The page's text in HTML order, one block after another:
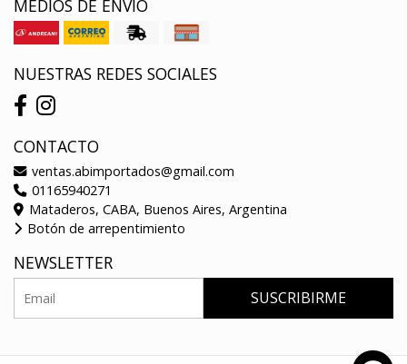
MEDIOS DE ENVÍO
NUESTRAS REDES SOCIALES
CONTACTO
ventas.abimportados@gmail.com
01165940271
Mataderos, CABA, Buenos Aires, Argentina
Botón de arrepentimiento
NEWSLETTER
SUSCRIBIRME